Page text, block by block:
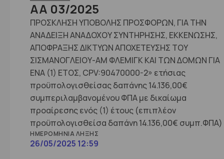
ΑΑ 03/2025
ΠΡΟΣΚΛΗΣΗ ΥΠΟΒΟΛΗΣ ΠΡΟΣΦΟΡΩΝ, ΓΙΑ ΤΗΝ
ΑΝΑΔΕΙΞΗ ΑΝΑΔΟΧΟΥ ΣΥΝΤΗΡΗΣΗΣ, ΕΚΚΕΝΩΣΗΣ,
ΑΠΟΦΡΑΞΗΣ ΔΙΚΤΥΩΝ ΑΠΟΧΕΤΕΥΣΗΣ ΤΟΥ
ΣΙΣΜΑΝΟΓΛΕΙΟΥ-ΑΜ ΦΛΕΜΙΓΚ ΚΑΙ ΤΩΝ ΔΟΜΩΝ ΓΙΑ
ΕΝΑ (1) ΕΤΟΣ, CPV:90470000-2» ετήσιας
προϋπoλογισθείσας δαπάνης 14.136,00€
συμπεριλαμβανομένου ΦΠΑ με δικαίωμα
προαίρεσης ενός (1) έτους (επιπλέον
προϋπολογισθείσα δαπάνη 14.136,00€ συμπ.ΦΠΑ)
ΗΜΕΡΟΜΗΝΊΑ ΛΉΞΗΣ
26/05/2025 12:59